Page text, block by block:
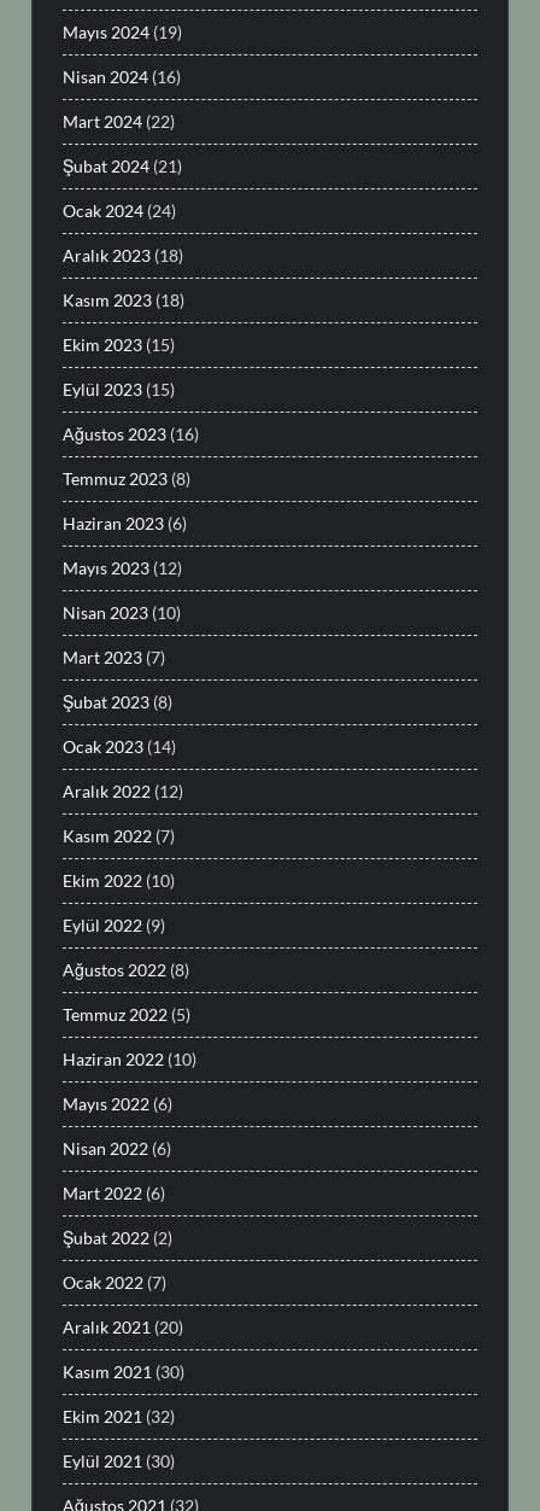
Mayıs 2024 (19)
Nisan 2024 (16)
Mart 2024 (22)
Şubat 2024 (21)
Ocak 2024 (24)
Aralık 2023 (18)
Kasım 2023 (18)
Ekim 2023 (15)
Eylül 2023 (15)
Ağustos 2023 (16)
Temmuz 2023 (8)
Haziran 2023 (6)
Mayıs 2023 (12)
Nisan 2023 (10)
Mart 2023 (7)
Şubat 2023 (8)
Ocak 2023 (14)
Aralık 2022 (12)
Kasım 2022 (7)
Ekim 2022 (10)
Eylül 2022 (9)
Ağustos 2022 (8)
Temmuz 2022 (5)
Haziran 2022 (10)
Mayıs 2022 (6)
Nisan 2022 (6)
Mart 2022 (6)
Şubat 2022 (2)
Ocak 2022 (7)
Aralık 2021 (20)
Kasım 2021 (30)
Ekim 2021 (32)
Eylül 2021 (30)
Ağustos 2021 (32)